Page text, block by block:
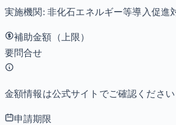
実施機関: 非化石エネルギー等導入促進
補助金額（上限）
要問合せ
金額情報は公式サイトでご確認ください
申請期限